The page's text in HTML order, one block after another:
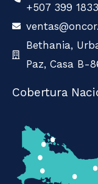
+507 399 1833
Bethania,
Paz, Casa B-
Cobertura